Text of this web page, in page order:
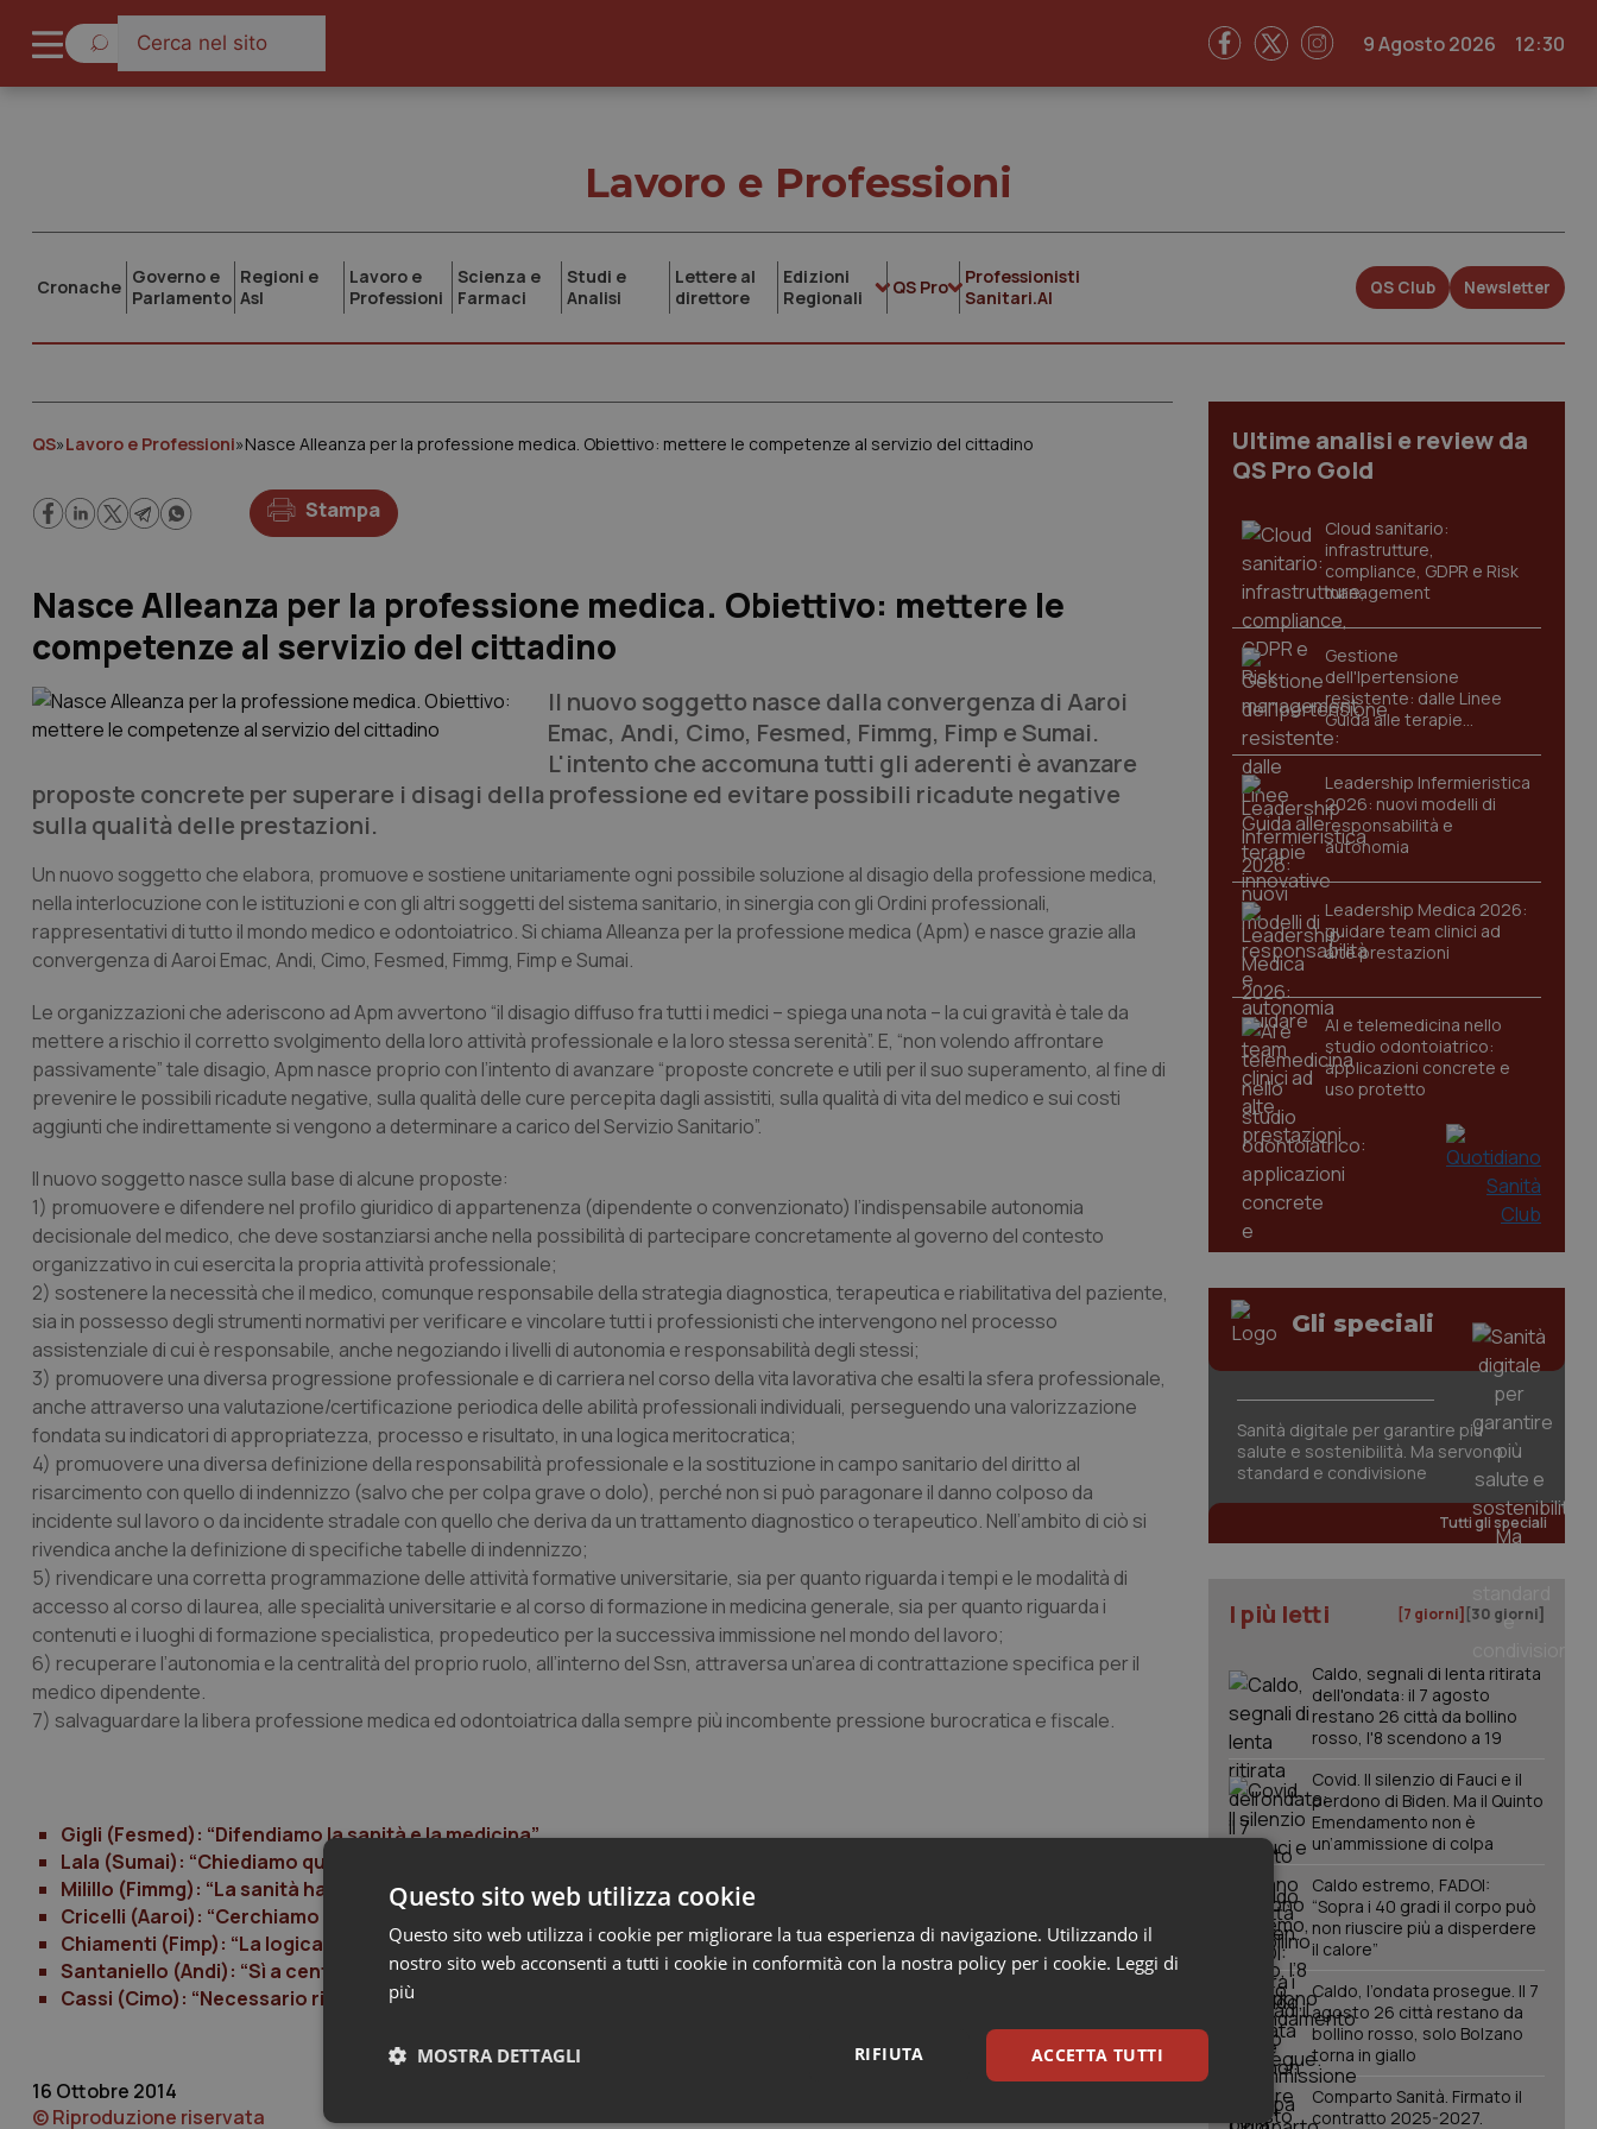
9 Agosto 2026 12:30
Lavoro e Professioni
Cronache Governo e
Parlamento
Regioni e
Asl
Lavoro e
Professioni
Scienza e
Farmaci
Studi e
Analisi
Lettere al
direttore
Edizioni
Regionali
QS Pro
Professionisti
Sanitari.AI
QS Club Newsletter
QS»Lavoro e Professioni»Nasce Alleanza per la professione medica. Obiettivo: mettere le competenze al servizio del cittadino
Stampa
Nasce Alleanza per la professione medica. Obiettivo: mettere le
competenze al servizio del cittadino
Il nuovo soggetto nasce dalla convergenza di Aaroi
Emac, Andi, Cimo, Fesmed, Fimmg, Fimp e Sumai.
L'intento che accomuna tutti gli aderenti è avanzare
proposte concrete per superare i disagi della professione ed evitare possibili ricadute negative
sulla qualità delle prestazioni.
Un nuovo soggetto che elabora, promuove e sostiene unitariamente ogni possibile soluzione al disagio della professione medica,
nella interlocuzione con le istituzioni e con gli altri soggetti del sistema sanitario, in sinergia con gli Ordini professionali,
rappresentativi di tutto il mondo medico e odontoiatrico. Si chiama Alleanza per la professione medica (Apm) e nasce grazie alla
convergenza di Aaroi Emac, Andi, Cimo, Fesmed, Fimmg, Fimp e Sumai.
Le organizzazioni che aderiscono ad Apm avvertono “il disagio diffuso fra tutti i medici – spiega una nota – la cui gravità è tale da
mettere a rischio il corretto svolgimento della loro attività professionale e la loro stessa serenità”. E, “non volendo affrontare
passivamente” tale disagio, Apm nasce proprio con l’intento di avanzare “proposte concrete e utili per il suo superamento, al fine di
prevenire le possibili ricadute negative, sulla qualità delle cure percepita dagli assistiti, sulla qualità di vita del medico e sui costi
aggiunti che indirettamente si vengono a determinare a carico del Servizio Sanitario”.
Il nuovo soggetto nasce sulla base di alcune proposte:
1) promuovere e difendere nel profilo giuridico di appartenenza (dipendente o convenzionato) l’indispensabile autonomia
decisionale del medico, che deve sostanziarsi anche nella possibilità di partecipare concretamente al governo del contesto
organizzativo in cui esercita la propria attività professionale;
2) sostenere la necessità che il medico, comunque responsabile della strategia diagnostica, terapeutica e riabilitativa del paziente,
sia in possesso degli strumenti normativi per verificare e vincolare tutti i professionisti che intervengono nel processo
assistenziale di cui è responsabile, anche negoziando i livelli di autonomia e responsabilità degli stessi;
3) promuovere una diversa progressione professionale e di carriera nel corso della vita lavorativa che esalti la sfera professionale,
anche attraverso una valutazione/certificazione periodica delle abilità professionali individuali, perseguendo una valorizzazione
fondata su indicatori di appropriatezza, processo e risultato, in una logica meritocratica;
4) promuovere una diversa definizione della responsabilità professionale e la sostituzione in campo sanitario del diritto al
risarcimento con quello di indennizzo (salvo che per colpa grave o dolo), perché non si può paragonare il danno colposo da
incidente sul lavoro o da incidente stradale con quello che deriva da un trattamento diagnostico o terapeutico. Nell’ambito di ciò si
rivendica anche la definizione di specifiche tabelle di indennizzo;
5) rivendicare una corretta programmazione delle attività formative universitarie, sia per quanto riguarda i tempi e le modalità di
accesso al corso di laurea, alle specialità universitarie e al corso di formazione in medicina generale, sia per quanto riguarda i
contenuti e i luoghi di formazione specialistica, propedeutico per la successiva immissione nel mondo del lavoro;
6) recuperare l’autonomia e la centralità del proprio ruolo, all’interno del Ssn, attraversa un’area di contrattazione specifica per il
medico dipendente.
7) salvaguardare la libera professione medica ed odontoiatrica dalla sempre più incombente pressione burocratica e fiscale.
Gigli (Fesmed): “Difendiamo la sanità e la medicina”
Lala (Sumai): “Chiediamo qualità della professione”
Milillo (Fimmg): “La sanità ha bisogno di una revisione totale”
Cricelli (Aaroi): “Cerchiamo soluzioni insieme per rimettere il medico al centro del Ssn”
Chiamenti (Fimp): “La logica del risparmio sta prevalendo sulla professione”
Santaniello (Andi): “Sì a centralità della professione e diaologo con le istituzioni”
Cassi (Cimo): “Necessario ridefinire un nuovo medico”
16 Ottobre 2014
© Riproduzione riservata
Ultime analisi e review da
QS Pro Gold
Cloud sanitario:
infrastrutture,
compliance, GDPR e Risk
management
Gestione
dell'Ipertensione
resistente: dalle Linee
Guida alle terapie
innovative
Leadership Infermieristica
2026: nuovi modelli di
responsabilità e
autonomia
Leadership Medica 2026:
guidare team clinici ad
alte prestazioni
AI e telemedicina nello
studio odontoiatrico:
applicazioni concrete e
uso protetto
Gli speciali
Sanità digitale per garantire più
salute e sostenibilità. Ma servono
standard e condivisione
Tutti gli speciali
I più letti [7 giorni] [30 giorni]
Caldo, segnali di lenta ritirata
dell'ondata: il 7 agosto
restano 26 città da bollino
rosso, l'8 scendono a 19
Covid. Il silenzio di Fauci e il
perdono di Biden. Ma il Quinto
Emendamento non è
un’ammissione di colpa
Caldo estremo, FADOI:
“Sopra i 40 gradi il corpo può
non riuscire più a disperdere
il calore”
Caldo, l’ondata prosegue. Il 7
agosto 26 città restano da
bollino rosso, solo Bolzano
torna in giallo
Comparto Sanità. Firmato il
contratto 2025-2027.
Questo sito web utilizza cookie
Questo sito web utilizza i cookie per migliorare la tua esperienza di navigazione. Utilizzando il
nostro sito web acconsenti a tutti i cookie in conformità con la nostra policy per i cookie. Leggi di
più
ACCETTA TUTTI
RIFIUTA
MOSTRA DETTAGLI